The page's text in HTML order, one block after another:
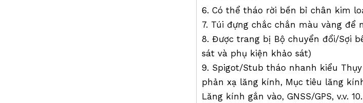
6. Có thể tháo rời bền bỉ chân kim
7. Túi đựng chắc chắn màu vàng
8. Được trang bị Bộ chuyển đổi/Sợi
sát và phụ kiện khảo sát)
9. Spigot/Stub tháo nhanh kiểu
phản xạ lăng kính, Mục tiêu lăng
Lăng kính gắn vào, GNSS/GPS, v.v. 10.